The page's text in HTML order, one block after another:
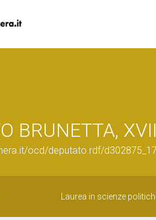
BRUNETTA,
ocd/deputato.rdf/d302875_17
Laurea in scienze